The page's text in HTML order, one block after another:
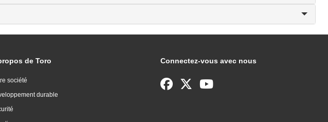
de Toro
société
durable
Connectez-vous avec nous